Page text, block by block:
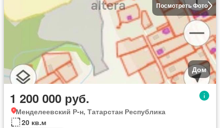
Посмотреть Фото
Дом
1 200 000 руб.
Менделеевский Р-н, Татарстан Республика
20 кв.м